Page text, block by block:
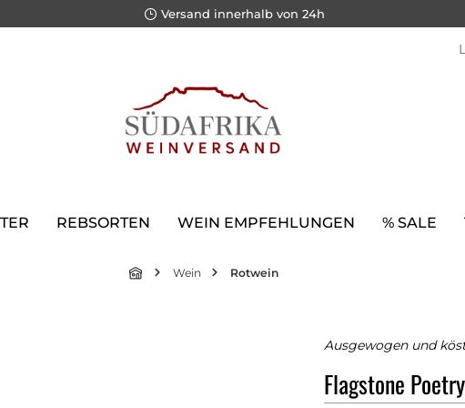
Versand innerhalb von 24h
REBSORTEN WEIN EMPFEHLUNGEN % SALE
Wein Rotwein
Ausgewogen und
Flagstone